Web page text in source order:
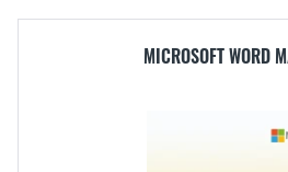
MICROSOFT WORD